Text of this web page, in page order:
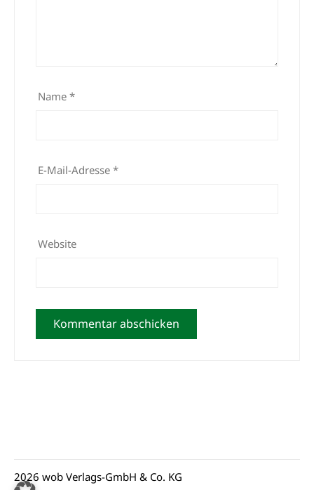
Name *
E-Mail-Adresse *
Website
2026 wob Verlags-GmbH & Co. KG